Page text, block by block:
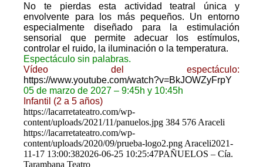
No te pierdas esta actividad teatral única y
envolvente para los más pequeños. Un entorno
especialmente diseñado para la estimulación
sensorial que permite adecuar los estímulos,
controlar el ruido, la iluminación o la temperatura.
Espectáculo sin palabras.
Vídeo del espectáculo:
https://www.youtube.com/watch?v=BkJOWZyFrpY
05 de marzo de 2027 – 9:45h y 10:45h
Infantil (2 a 5 años)
https://lacarretateatro.com/wp-
content/uploads/2021/11/panuelos.jpg 384 576 Araceli
https://lacarretateatro.com/wp-
content/uploads/2020/09/prueba-logo2.png Araceli2021-
11-17 13:00:382026-06-25 10:25:47PAÑUELOS – Cía.
Tarambana Teatro